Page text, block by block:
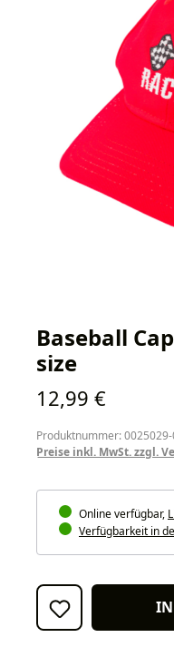
Baseball
size
Regulärer Preis:
12,99 €
Produktnummer:
Preise inkl. MwSt. zzgl.
Online verfügbar,
Verfügbarkeit in
IN